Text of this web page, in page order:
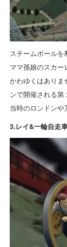
スチームボール
ママ孫娘のスカー
かわゆくはありま
ンで開催される第
当時のロンドンや
3.レイ&一輪自走